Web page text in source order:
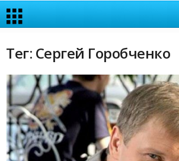
Тег: Сергей Горобченко